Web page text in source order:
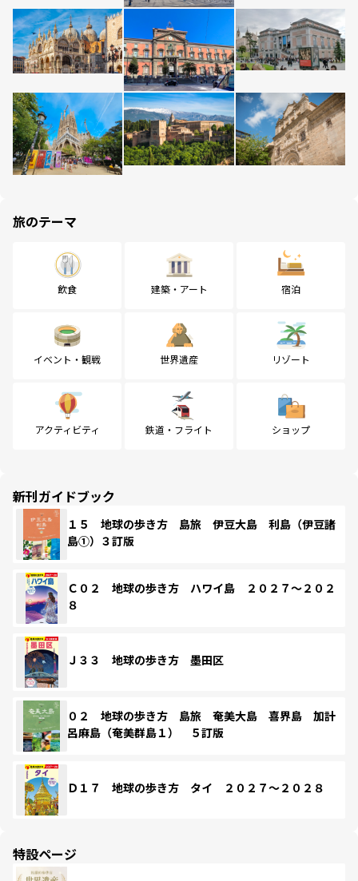
旅のテーマ
飲食 建築・アート 宿泊
イベント・観戦 世界遺産 リゾート
アクティビティ 鉄道・フライト ショップ
新刊ガイドブック
１５ 地球の歩き方 島旅 伊豆大島 利島（伊豆諸
島①）３訂版
Ｃ０２ 地球の歩き方 ハワイ島 ２０２７～２０２
８
Ｊ３３ 地球の歩き方 墨田区
０２ 地球の歩き方 島旅 奄美大島 喜界島 加計
呂麻島（奄美群島１） ５訂版
Ｄ１７ 地球の歩き方 タイ ２０２７～２０２８
特設ページ